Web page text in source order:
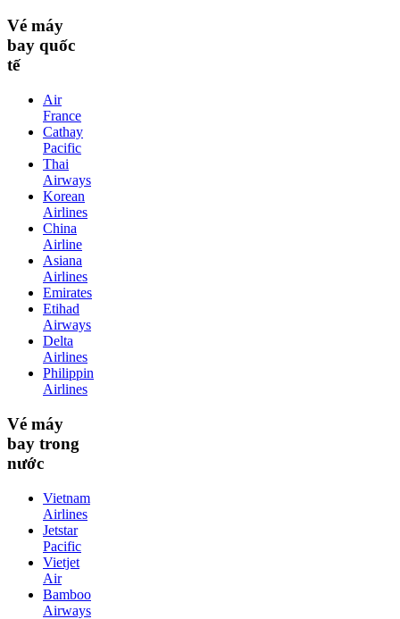
Vé máy
bay quốc
tế
Air
France
Cathay
Pacific
Thai
Airways
Korean
Airlines
China
Airline
Asiana
Airlines
Emirates
Etihad
Airways
Delta
Airlines
Philippin
Airlines
Vé máy
bay trong
nước
Vietnam
Airlines
Jetstar
Pacific
Vietjet
Air
Bamboo
Airways